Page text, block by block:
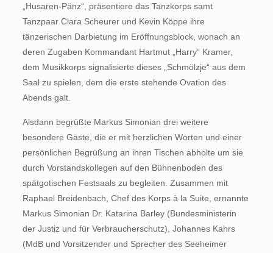
„Husaren-Pänz“, präsentiere das Tanzkorps samt
Tanzpaar Clara Scheurer und Kevin Köppe ihre
tänzerischen Darbietung im Eröffnungsblock, wonach an
deren Zugaben Kommandant Hartmut „Harry“ Kramer,
dem Musikkorps signalisierte dieses „Schmölzje“ aus dem
Saal zu spielen, dem die erste stehende Ovation des
Abends galt.
Alsdann begrüßte Markus Simonian drei weitere
besondere Gäste, die er mit herzlichen Worten und einer
persönlichen Begrüßung an ihren Tischen abholte um sie
durch Vorstandskollegen auf den Bühnenboden des
spätgotischen Festsaals zu begleiten. Zusammen mit
Raphael Breidenbach, Chef des Korps à la Suite, ernannte
Markus Simonian Dr. Katarina Barley (Bundesministerin
der Justiz und für Verbraucherschutz), Johannes Kahrs
(MdB und Vorsitzender und Sprecher des Seeheimer